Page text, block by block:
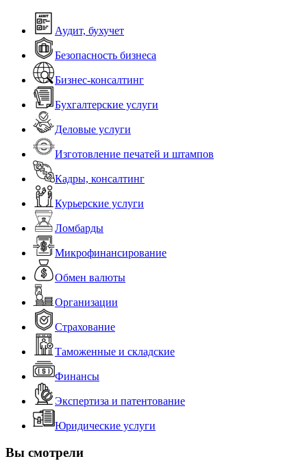
Аудит, бухучет
Безопасность бизнеса
Бизнес-консалтинг
Бухгалтерские услуги
Деловые услуги
Изготовление печатей и штампов
Кадры, консалтинг
Курьерские услуги
Ломбарды
Микрофинансирование
Обмен валюты
Организации
Страхование
Таможенные и складские
Финансы
Экспертиза и патентование
Юридические услуги
Вы смотрели